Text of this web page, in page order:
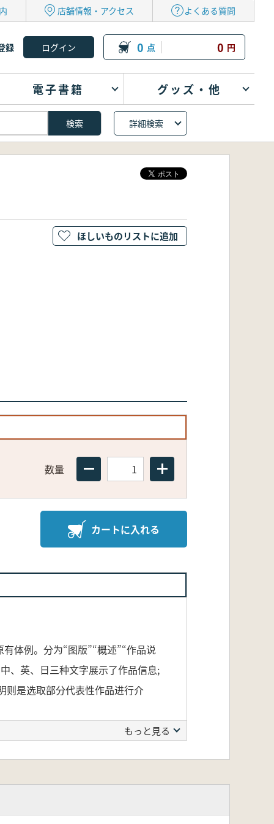
店舗情報・アクセス よくある質問
録 0 点 0 円
電子書籍 グッズ・他
詳細検索
数量
カートに入れる
ほしいものリストに追加
体例。分为“图版”“概述”“作品说
、英、日三种文字展示了作品信息;
则是选取部分代表性作品进行介
内容は「大系」既定の構成を踏襲
もっと見る